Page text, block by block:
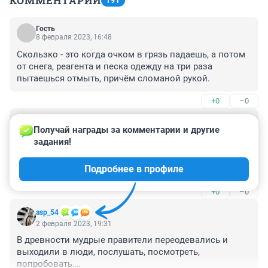
Гость
8 февраля 2023, 16:48
Скользко - это когда очком в грязь падаешь, а потом
от снега, реагента и песка одежду на три раза
пытаешься отмыть, причём сломаной рукой.
+0 –0
2 февраля 2023, 21:11
Неуважаемый мэр! Я живу в Новосибирске с 1944
года. При Севастьянове через сутки после сообщения
об этом на многих кабинетах горисполкома
поменялись бы фамилии. А в партбилетах появились
бы и неприятные записи. И это была КПСС. Что Вы
можете сказать по этому поводу?
+0 –0
asp_54
Получай награды за комментарии и другие
задания!
Подробнее в профиле
2 февраля 2023, 19:31
В древности мудрые правители переодевались и
выходили в люди, послушать, посмотреть,
попробовать.